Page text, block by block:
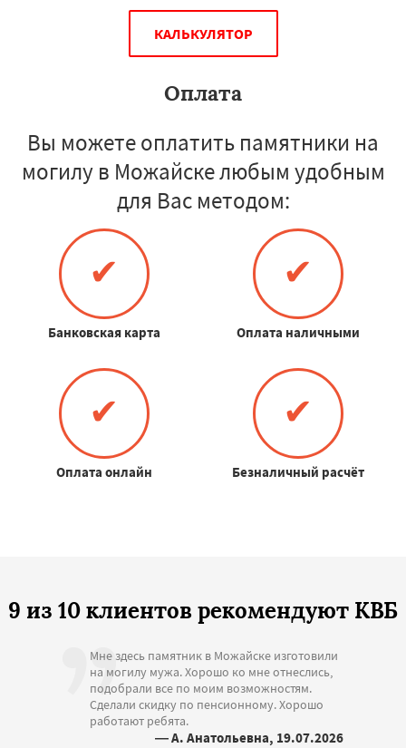
КАЛЬКУЛЯТОР
Оплата
Вы можете оплатить памятники на
могилу в Можайске любым удобным
для Вас методом:
✔
Банковская карта
✔
Оплата наличными
✔
Оплата онлайн
✔
Безналичный расчёт
9 из 10 клиентов рекомендуют КВБ
Мне здесь памятник в Можайске изготовили
на могилу мужа. Хорошо ко мне отнеслись,
подобрали все по моим возможностям.
Сделали скидку по пенсионному. Хорошо
работают ребята.
— А. Анатольевна, 19.07.2026